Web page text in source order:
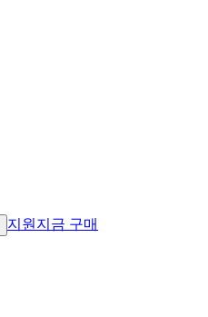
지원 지금 구매